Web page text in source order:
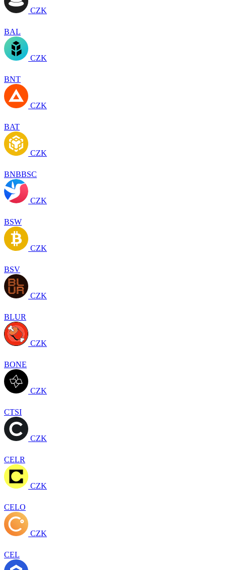
CZK
BAL
CZK
BNT
CZK
BAT
CZK
BNBBSC
CZK
BSW
CZK
BSV
CZK
BLUR
CZK
BONE
CZK
CTSI
CZK
CELR
CZK
CELO
CZK
CEL